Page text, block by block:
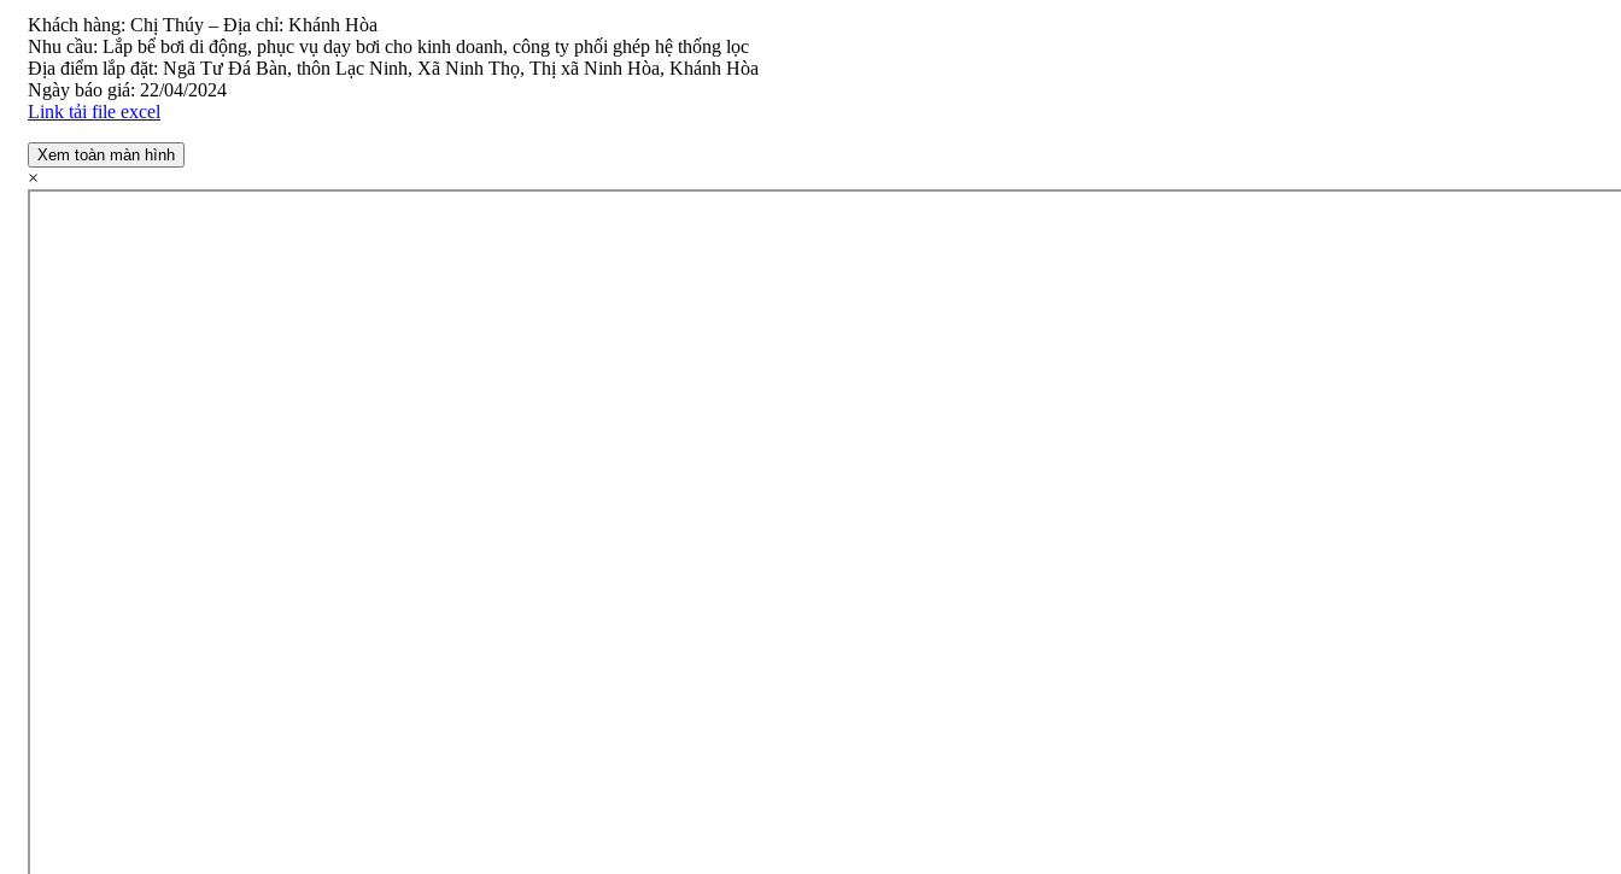
Khách hàng: Chị Thúy – Địa chỉ: Khánh Hòa
Nhu cầu: Lắp bể bơi di động, phục vụ dạy bơi cho kinh doanh, công ty phối ghép hệ thống lọc
Địa điểm lắp đặt: Ngã Tư Đá Bàn, thôn Lạc Ninh, Xã Ninh Thọ, Thị xã Ninh Hòa, Khánh Hòa
Ngày báo giá: 22/04/2024
Link tải file excel
Xem toàn màn hình
×